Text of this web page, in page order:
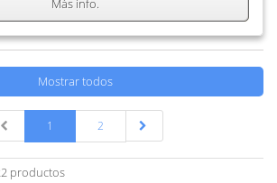
Más info.
Mostrar todos
1 2
productos